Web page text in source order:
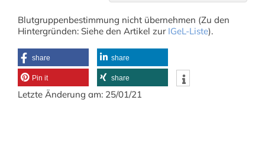
Blutgruppenbestimmung nicht übernehmen (Zu den
Hintergründen: Siehe den Artikel zur IGeL-Liste).
share share
Pin it share
Letzte Änderung am: 25/01/21